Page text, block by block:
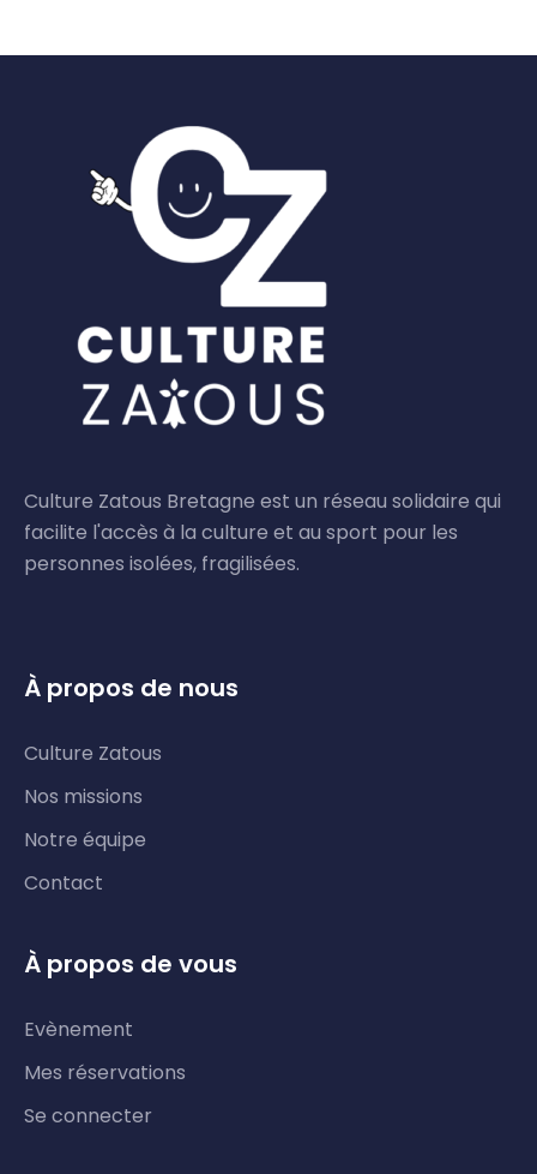
Culture Zatous Bretagne est un réseau solidaire qui
facilite l'accès à la culture et au sport pour les
personnes isolées, fragilisées.
À propos de nous
Culture Zatous
Nos missions
Notre équipe
Contact
À propos de vous
Evènement
Mes réservations
Se connecter